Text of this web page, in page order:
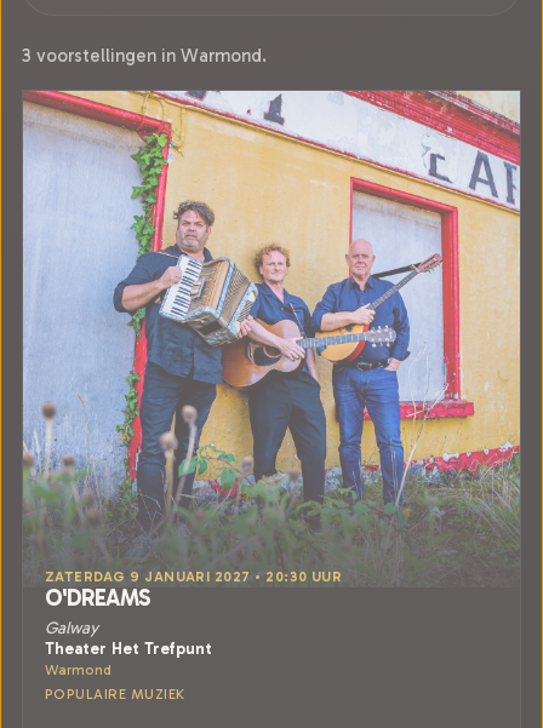
3 voorstellingen in Warmond.
ZATERDAG 9 JANUARI 2027 • 20:30 UUR
O'DREAMS
Galway
Theater Het Trefpunt
Warmond
POPULAIRE MUZIEK